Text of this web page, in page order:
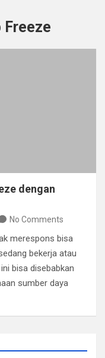
Freeze
dengan
No Comments
merespons bisa
bekerja atau
bisa disebabkan
sumber daya